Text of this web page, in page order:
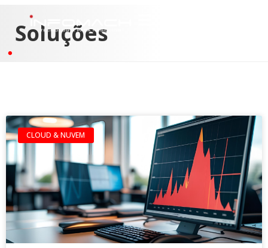
Soluções
CLOUD & NUVEM